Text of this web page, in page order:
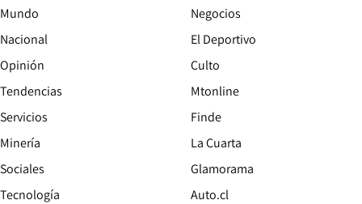
Mundo
Nacional
Opinión
Tendencias
Servicios
Minería
Sociales
Tecnología
Negocios
El Deportivo
Culto
Mtonline
Finde
La Cuarta
Glamorama
Auto.cl